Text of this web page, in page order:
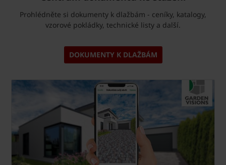
Prohlédněte si dokumenty k dlažbám - ceníky, katalogy,
vzorové pokládky, technické listy a další.
DOKUMENTY K DLAŽBÁM